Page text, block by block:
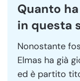
Quanto
in questa
Nonostante
Elmas ha già
ed è partito